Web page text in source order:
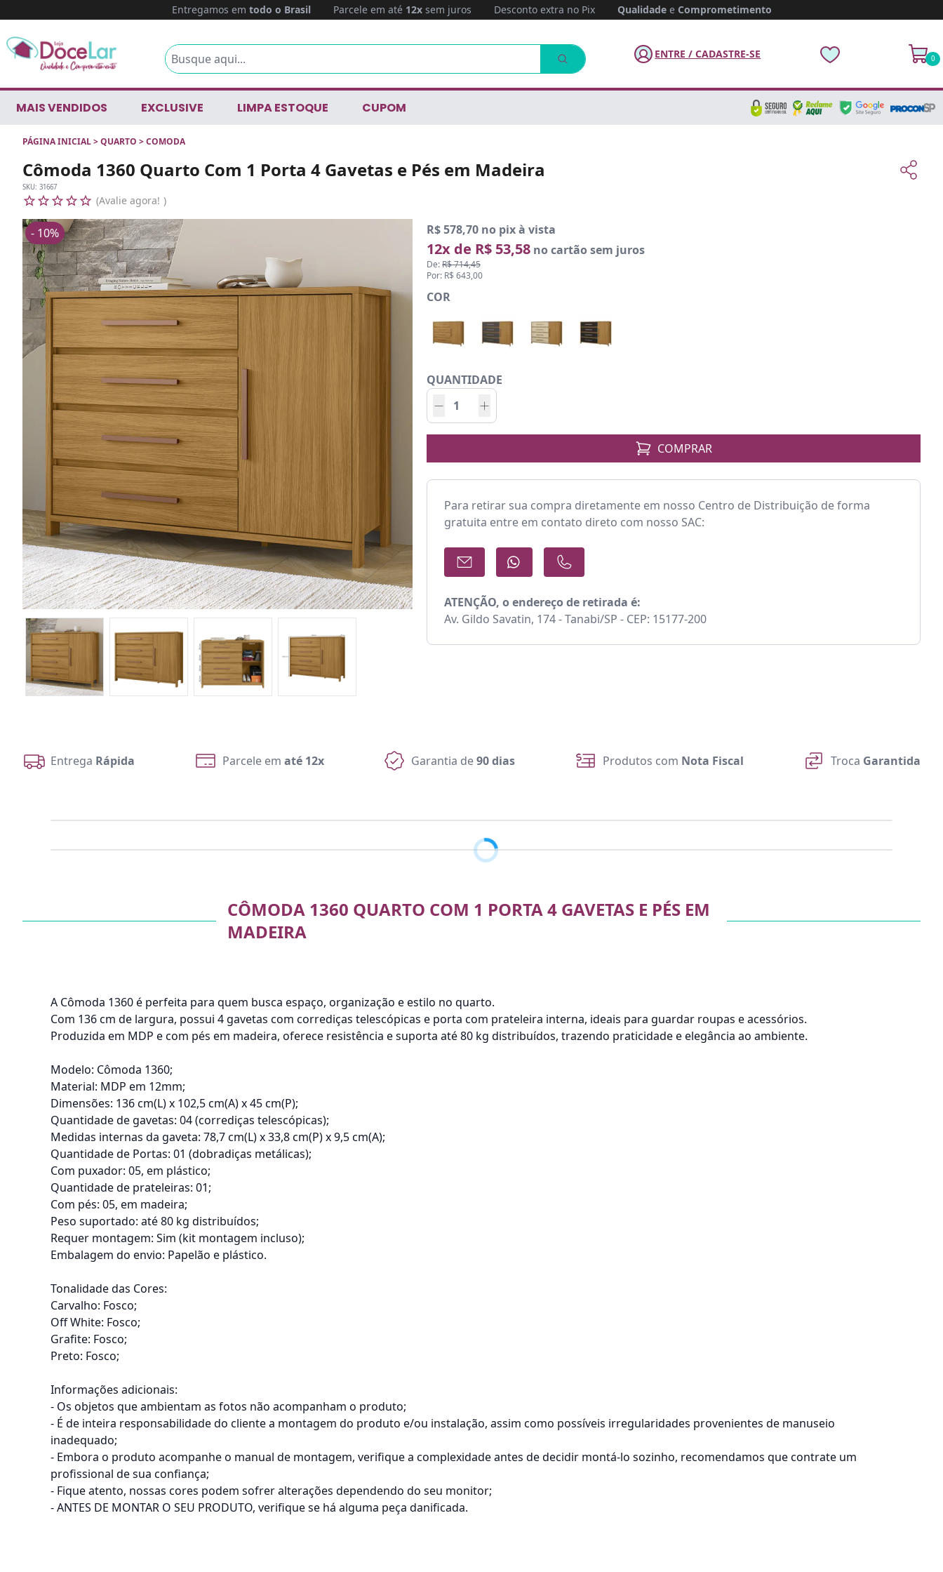
Entregamos em todo o Brasil Parcele em até 12xsem juros Desconto extra no Pix Qualidadee Comprometimento
ENTRE / CADASTRE-SE 0
MAIS VENDIDOS EXCLUSIVE LIMPA ESTOQUE CUPOM
PÁGINA INICIAL>QUARTO >COMODA
Cômoda 1360 Quarto Com 1 Porta 4 Gavetas e Pés em Madeira
SKU: 31667
Avalie agora!
R$ 578,70 no pix à vista
12x de R$ 53,58 no cartão sem juros
De:R$ 714,45
Por: R$ 643,00
- 10%
COR
QUANTIDADE
COMPRAR
Para retirar sua compra diretamente em nosso Centro de Distribuição de forma
gratuita entre em contato direto com nosso SAC:
ATENÇÃO, o endereço de retirada é:
Av. Gildo Savatin, 174 - Tanabi/SP - CEP: 15177-200
Entrega Rápida Parcele em até 12x Garantia de90 dias Produtos com Nota Fiscal Troca Garantida
CÔMODA 1360 QUARTO COM 1 PORTA 4 GAVETAS E PÉS EM
MADEIRA
A Cômoda 1360 é perfeita para quem busca espaço, organização e estilo no quarto.
Com 136 cm de largura, possui 4 gavetas com corrediças telescópicas e porta com prateleira interna, ideais para guardar roupas e acessórios.
Produzida em MDP e com pés em madeira, oferece resistência e suporta até 80 kg distribuídos, trazendo praticidade e elegância ao ambiente.
Modelo: Cômoda 1360;
Material: MDP em 12mm;
Dimensões: 136 cm(L) x 102,5 cm(A) x 45 cm(P);
Quantidade de gavetas: 04 (corrediças telescópicas);
Medidas internas da gaveta: 78,7 cm(L) x 33,8 cm(P) x 9,5 cm(A);
Quantidade de Portas: 01 (dobradiças metálicas);
Com puxador: 05, em plástico;
Quantidade de prateleiras: 01;
Com pés: 05, em madeira;
Peso suportado: até 80 kg distribuídos;
Requer montagem: Sim (kit montagem incluso);
Embalagem do envio: Papelão e plástico.
Tonalidade das Cores:
Carvalho: Fosco;
Off White: Fosco;
Grafite: Fosco;
Preto: Fosco;
Informações adicionais:
- Os objetos que ambientam as fotos não acompanham o produto;
- É de inteira responsabilidade do cliente a montagem do produto e/ou instalação, assim como possíveis irregularidades provenientes de manuseio
inadequado;
- Embora o produto acompanhe o manual de montagem, verifique a complexidade antes de decidir montá-lo sozinho, recomendamos que contrate um
profissional de sua confiança;
- Fique atento, nossas cores podem sofrer alterações dependendo do seu monitor;
- ANTES DE MONTAR O SEU PRODUTO, verifique se há alguma peça danificada.